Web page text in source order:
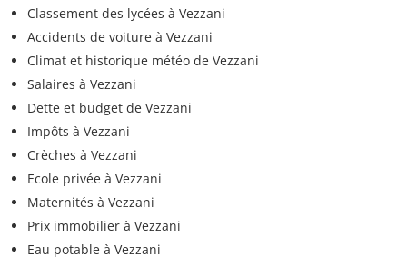
Classement des lycées à Vezzani
Accidents de voiture à Vezzani
Climat et historique météo de Vezzani
Salaires à Vezzani
Dette et budget de Vezzani
Impôts à Vezzani
Crèches à Vezzani
Ecole privée à Vezzani
Maternités à Vezzani
Prix immobilier à Vezzani
Eau potable à Vezzani